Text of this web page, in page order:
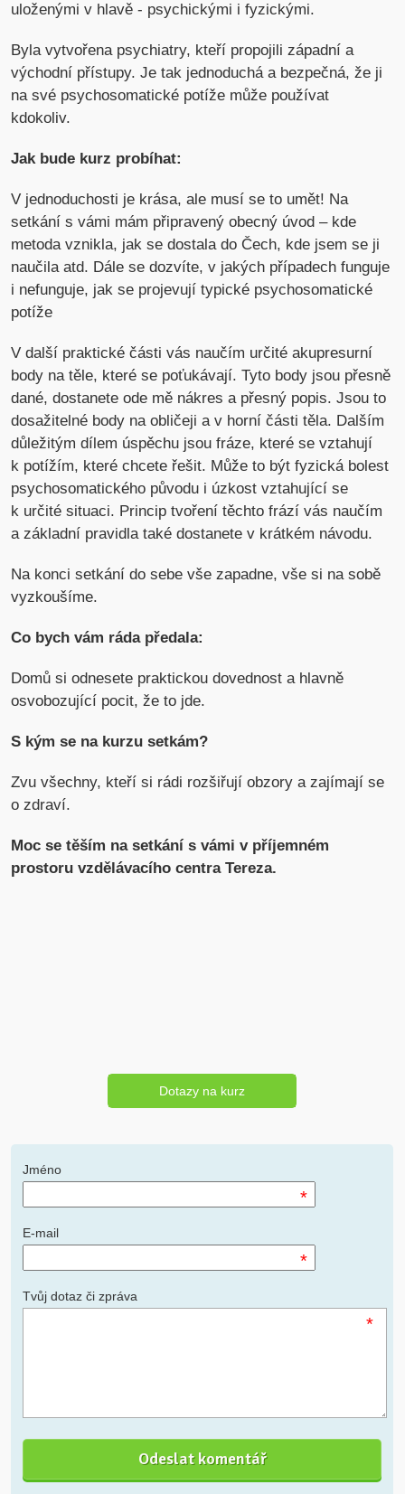
uloženými v hlavě - psychickými i fyzickými.
Byla vytvořena psychiatry, kteří propojili západní a
východní přístupy. Je tak jednoduchá a bezpečná, že ji
na své psychosomatické potíže může používat
kdokoliv.
Jak bude kurz probíhat:
V jednoduchosti je krása, ale musí se to umět! Na
setkání s vámi mám připravený obecný úvod – kde
metoda vznikla, jak se dostala do Čech, kde jsem se ji
naučila atd. Dále se dozvíte, v jakých případech funguje
i nefunguje, jak se projevují typické psychosomatické
potíže
V další praktické části vás naučím určité akupresurní
body na těle, které se poťukávají. Tyto body jsou přesně
dané, dostanete ode mě nákres a přesný popis. Jsou to
dosažitelné body na obličeji a v horní části těla. Dalším
důležitým dílem úspěchu jsou fráze, které se vztahují
k potížím, které chcete řešit. Může to být fyzická bolest
psychosomatického původu i úzkost vztahující se
k určité situaci. Princip tvoření těchto frází vás naučím
a základní pravidla také dostanete v krátkém návodu.
Na konci setkání do sebe vše zapadne, vše si na sobě
vyzkoušíme.
Co bych vám ráda předala:
Domů si odnesete praktickou dovednost a hlavně
osvobozující pocit, že to jde.
S kým se na kurzu setkám?
Zvu všechny, kteří si rádi rozšiřují obzory a zajímají se
o zdraví.
Moc se těším na setkání s vámi v příjemném
prostoru vzdělávacího centra Tereza.
Dotazy na kurz
Jméno
*
E-mail
*
Tvůj dotaz či zpráva
*